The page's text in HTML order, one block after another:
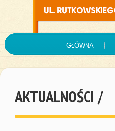
GŁÓWNA
AKTUALNOŚCI /